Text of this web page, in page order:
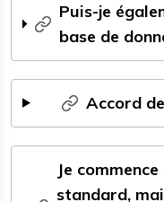
Puis-je
base de
Accord
Je
standard,